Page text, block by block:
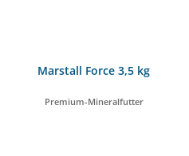
Marstall Force 3,5 kg
Premium-Mineralfutter